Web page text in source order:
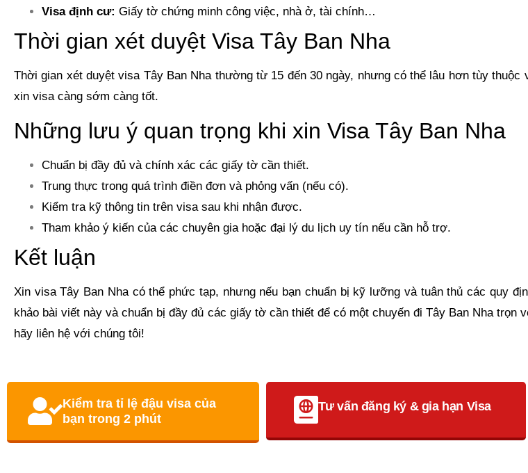
Visa định cư: Giấy tờ chứng minh công việc, nhà ở, tài chính…
Thời gian xét duyệt Visa Tây Ban Nha
Thời gian xét duyệt visa Tây Ban Nha thường từ 15 đến 30 ngày, nhưng có thể lâu hơn tùy
xin visa càng sớm càng tốt.
Những lưu ý quan trọng khi xin Visa Tây Ban Nha
Chuẩn bị đầy đủ và chính xác các giấy tờ cần thiết.
Trung thực trong quá trình điền đơn và phỏng vấn (nếu có).
Kiểm tra kỹ thông tin trên visa sau khi nhận được.
Tham khảo ý kiến của các chuyên gia hoặc đại lý du lịch uy tín nếu cần hỗ trợ.
Kết luận
Xin visa Tây Ban Nha có thể phức tạp, nhưng nếu bạn chuẩn bị kỹ lưỡng và tuân thủ các quy
khảo bài viết này và chuẩn bị đầy đủ các giấy tờ cần thiết để có một chuyến đi Tây Ban Nha trọn
hãy liên hệ với chúng tôi!
Kiểm tra tỉ lệ đậu visa của
bạn trong 2 phút
Tư vấn đăng ký & gia hạn Visa